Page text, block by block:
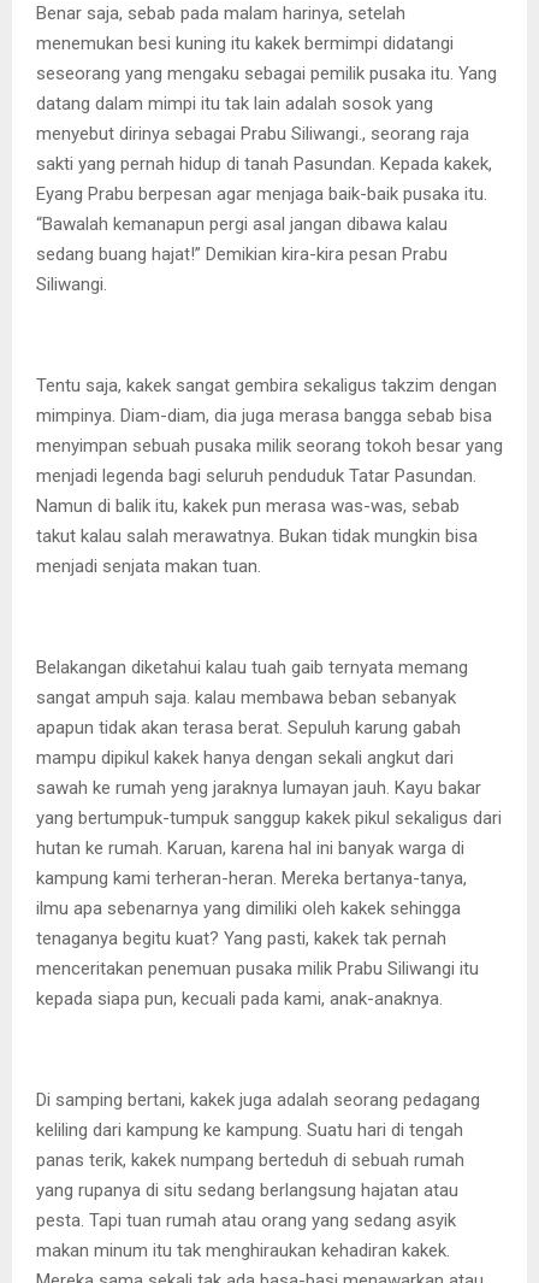
Benar saja, sebab pada malam harinya, setelah
menemukan besi kuning itu kakek bermimpi didatangi
seseorang yang mengaku sebagai pemilik pusaka itu. Yang
datang dalam mimpi itu tak lain adalah sosok yang
menyebut dirinya sebagai Prabu Siliwangi., seorang raja
sakti yang pernah hidup di tanah Pasundan. Kepada kakek,
Eyang Prabu berpesan agar menjaga baik-baik pusaka itu.
“Bawalah kemanapun pergi asal jangan dibawa kalau
sedang buang hajat!” Demikian kira-kira pesan Prabu
Siliwangi.
Tentu saja, kakek sangat gembira sekaligus takzim dengan
mimpinya. Diam-diam, dia juga merasa bangga sebab bisa
menyimpan sebuah pusaka milik seorang tokoh besar yang
menjadi legenda bagi seluruh penduduk Tatar Pasundan.
Namun di balik itu, kakek pun merasa was-was, sebab
takut kalau salah merawatnya. Bukan tidak mungkin bisa
menjadi senjata makan tuan.
Belakangan diketahui kalau tuah gaib ternyata memang
sangat ampuh saja. kalau membawa beban sebanyak
apapun tidak akan terasa berat. Sepuluh karung gabah
mampu dipikul kakek hanya dengan sekali angkut dari
sawah ke rumah yeng jaraknya lumayan jauh. Kayu bakar
yang bertumpuk-tumpuk sanggup kakek pikul sekaligus dari
hutan ke rumah. Karuan, karena hal ini banyak warga di
kampung kami terheran-heran. Mereka bertanya-tanya,
ilmu apa sebenarnya yang dimiliki oleh kakek sehingga
tenaganya begitu kuat? Yang pasti, kakek tak pernah
menceritakan penemuan pusaka milik Prabu Siliwangi itu
kepada siapa pun, kecuali pada kami, anak-anaknya.
Di samping bertani, kakek juga adalah seorang pedagang
keliling dari kampung ke kampung. Suatu hari di tengah
panas terik, kakek numpang berteduh di sebuah rumah
yang rupanya di situ sedang berlangsung hajatan atau
pesta. Tapi tuan rumah atau orang yang sedang asyik
makan minum itu tak menghiraukan kehadiran kakek.